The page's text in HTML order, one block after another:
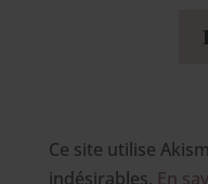
Ce site utilise
indésirables. En